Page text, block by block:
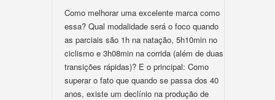
Como melhorar uma excelente marca como
essa? Qual modalidade será o foco quando
as parciais são 1h na natação, 5h10min no
ciclismo e 3h08min na corrida (além de duas
transições rápidas)? E o principal: Como
superar o fato que quando se passa dos 40
anos, existe um declínio na produção de